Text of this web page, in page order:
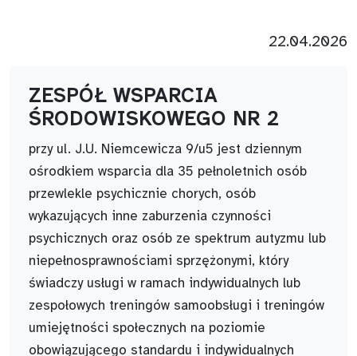
22.04.2026
ZESPÓŁ WSPARCIA
ŚRODOWISKOWEGO NR 2
przy ul. J.U. Niemcewicza 9/u5 jest dziennym
ośrodkiem wsparcia dla 35 pełnoletnich osób
przewlekle psychicznie chorych, osób
wykazujących inne zaburzenia czynności
psychicznych oraz osób ze spektrum autyzmu lub
niepełnosprawnościami sprzężonymi, który
świadczy usługi w ramach indywidualnych lub
zespołowych treningów samoobsługi i treningów
umiejętności społecznych na poziomie
obowiązującego standardu i indywidualnych